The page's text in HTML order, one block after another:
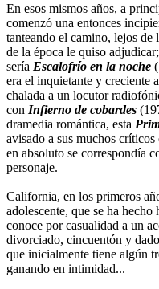
En esos mismos años, a
comenzó una entonces
tanteando el camino, lejos de
de la época le quiso
sería Escalofrío en la noche
era el inquietante y creciente
chalada a un locutor
con Infierno de cobardes
dramedia romántica, esta
avisado a sus muchos
en absoluto se correspondía
personaje.
California, en los primeros
adolescente, que se ha
conoce por casualidad a un
divorciado, cincuentón y
que inicialmente tiene algún
ganando en intimidad...